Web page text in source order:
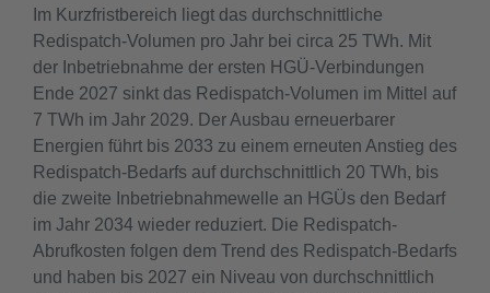
Im Kurzfristbereich liegt das durchschnittliche
Redispatch-Volumen pro Jahr bei circa 25 TWh. Mit
der Inbetriebnahme der ersten HGÜ-Verbindungen
Ende 2027 sinkt das Redispatch-Volumen im Mittel auf
7 TWh im Jahr 2029. Der Ausbau erneuerbarer
Energien führt bis 2033 zu einem erneuten Anstieg des
Redispatch-Bedarfs auf durchschnittlich 20 TWh, bis
die zweite Inbetriebnahmewelle an HGÜs den Bedarf
im Jahr 2034 wieder reduziert. Die Redispatch-
Abrufkosten folgen dem Trend des Redispatch-Bedarfs
und haben bis 2027 ein Niveau von durchschnittlich